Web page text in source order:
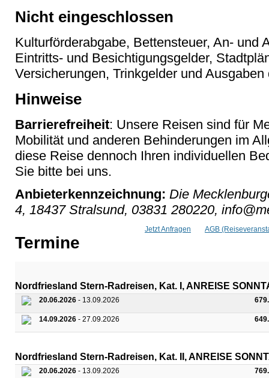
Nicht eingeschlossen
Kulturförderabgabe, Bettensteuer, An- und
Eintritts- und Besichtigungsgelder,
Versicherungen, Trinkgelder und
Hinweise
Barrierefreiheit: Unsere Reisen sind für
Mobilität und anderen Behinderungen im
diese Reise dennoch Ihren individuellen
Sie bitte bei uns.
Anbieterkennzeichnung: Die
4, 18437 Stralsund, 03831 280220,
Jetzt Anfragen AGB
Termine
Nordfriesland Stern-Radreisen, Kat. I, ANREISE
20.06.2026 - 13.09.2026
14.09.2026 - 27.09.2026
Nordfriesland Stern-Radreisen, Kat. II, ANREISE
20.06.2026 - 13.09.2026